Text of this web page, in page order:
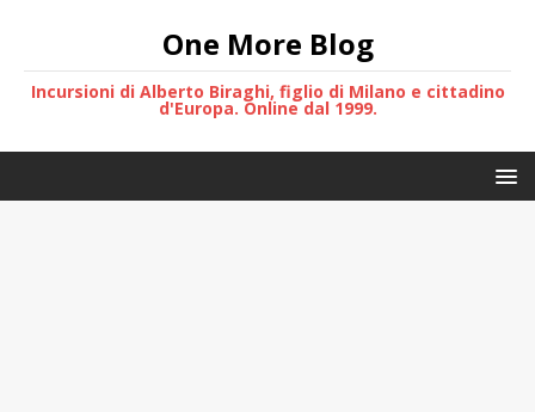
One More Blog
Incursioni di Alberto Biraghi, figlio di Milano e cittadino
d'Europa. Online dal 1999.